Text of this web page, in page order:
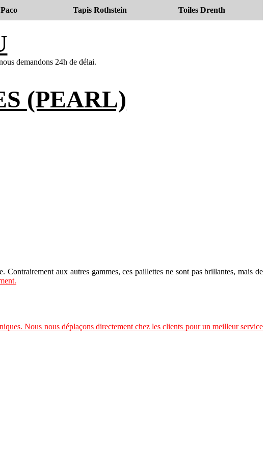
Tapis Rothstein Toiles Drenth
demandons 24h de délai.
(PEARL)
aux autres gammes, ces paillettes ne sont pas brillantes, mais de
Nous nous déplaçons directement chez les clients pour un meilleur service